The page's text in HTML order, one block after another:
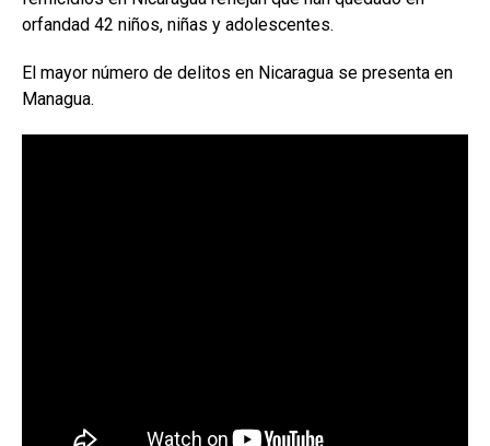
orfandad 42 niños, niñas y adolescentes.
El mayor número de delitos en Nicaragua se presenta en
Managua.